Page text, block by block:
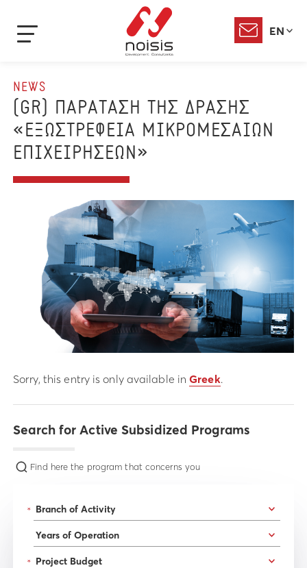
EN
NEWS
(GR) ΠΑΡΑΤΑΣΗ ΤΗΣ ΔΡΑΣΗΣ
«ΕΞΩΣΤΡΕΦΕΙΑ ΜΙΚΡΟΜΕΣΑΙΩΝ
ΕΠΙΧΕΙΡΗΣΕΩΝ»
Sorry, this entry is only available inGreek.
Search for Active Subsidized Programs
Find here the program that concerns you
*
*